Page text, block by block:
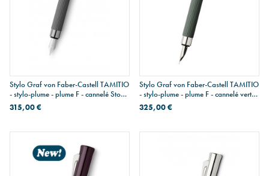
Stylo Graf von Faber-Castell TAMITIO
- stylo-plume - plume F - cannelé Stone
Grey
315,00 €
Stylo Graf von Faber-Castell TAMITIO
- stylo-plume - plume F - cannelé vert
foncé
325,00 €